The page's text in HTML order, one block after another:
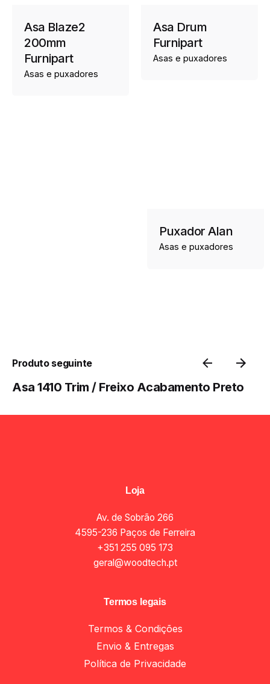
Asa Blaze2
200mm
Furnipart
Asas e puxadores
Asa Drum
Furnipart
Asas e puxadores
Puxador Alan
Asas e puxadores
Produto seguinte
Asa 1410 Trim / Freixo Acabamento Preto
Loja
Av. de Sobrão 266
4595-236 Paços de Ferreira
+351 255 095 173
geral@woodtech.pt
Termos legais
Termos & Condições
Envio & Entregas
Política de Privacidade